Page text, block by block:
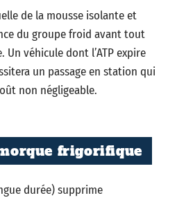
de la mousse isolante et
du groupe froid avant tout
véhicule dont l’ATP expire
un passage en station qui
non négligeable.
frigorifique
durée) supprime